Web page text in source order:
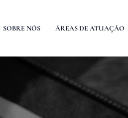
SOBRE NÓS ÁREAS DE ATUAÇÃO